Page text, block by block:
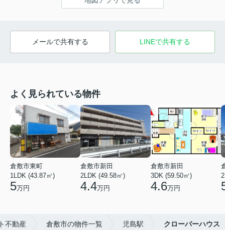
メールで共有する LINEで共有する
よく見られている物件
倉敷市東町
1LDK (43.87㎡)
5万円
倉敷市新田
2LDK (49.58㎡)
4.4万円
倉敷市新田
3DK (59.50㎡)
4.6万円
不動産 倉敷市の物件一覧 児島駅 クローバーハウス